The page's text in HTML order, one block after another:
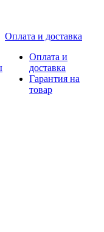
Оплата и доставка
Оплата и
доставка
Гарантия на
товар